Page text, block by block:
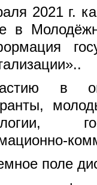
2021 г.
в
в
поле